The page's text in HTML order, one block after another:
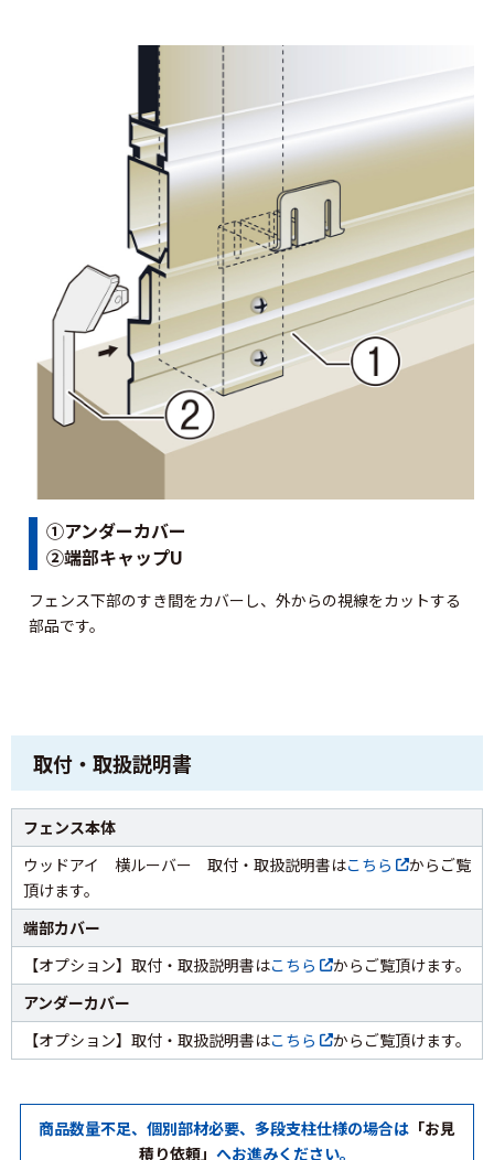
①アンダーカバー
②端部キャップU
フェンス下部のすき間をカバーし、外からの視線をカットする
部品です。
取付・取扱説明書
フェンス本体
ウッドアイ 横ルーバー 取付・取扱説明書はこちら
からご覧
頂けます。
端部カバー
【オプション】取付・取扱説明書はこちら
からご覧頂けます。
アンダーカバー
【オプション】取付・取扱説明書はこちら からご覧頂けます。
商品数量不足、個別部材必要、多段支柱仕様の場合は 「お見
積り依頼」 へお進みください。